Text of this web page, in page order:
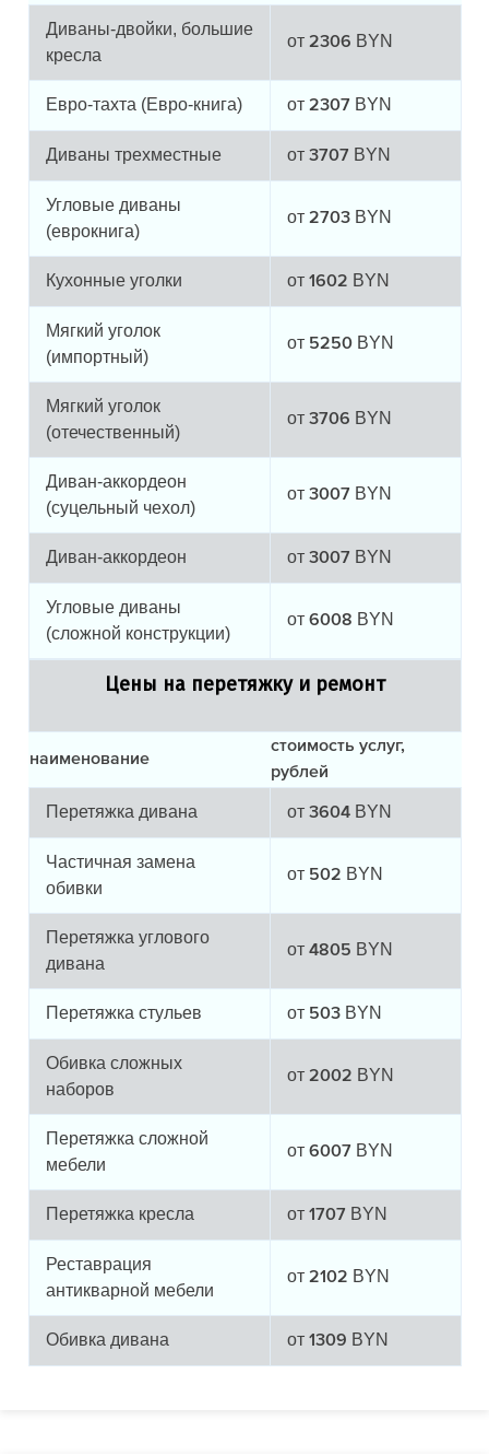
Диваны-двойки, большие
кресла
от 2306 BYN
Евро-тахта (Евро-книга) от 2307BYN
Диваны трехместные от 3707 BYN
Угловые диваны
(еврокнига)
от 2703BYN
Кухонные уголки от 1602 BYN
Мягкий уголок
(импортный)
от 5250BYN
Мягкий уголок
(отечественный)
от 3706 BYN
Диван-аккордеон
(суцельный чехол)
от 3007BYN
Диван-аккордеон от 3007 BYN
Угловые диваны
(сложной конструкции)
от 6008 BYN
Цены на перетяжку и ремонт
наименование
стоимость услуг,
рублей
Перетяжка дивана от 3604BYN
Частичная замена
обивки
от 502 BYN
Перетяжка углового
дивана
от 4805 BYN
Перетяжка стульев от 503BYN
Обивка сложных
наборов
от 2002 BYN
Перетяжка сложной
мебели
от 6007BYN
Перетяжка кресла от 1707 BYN
Реставрация
антикварной мебели
от 2102 BYN
Обивка дивана от 1309 BYN